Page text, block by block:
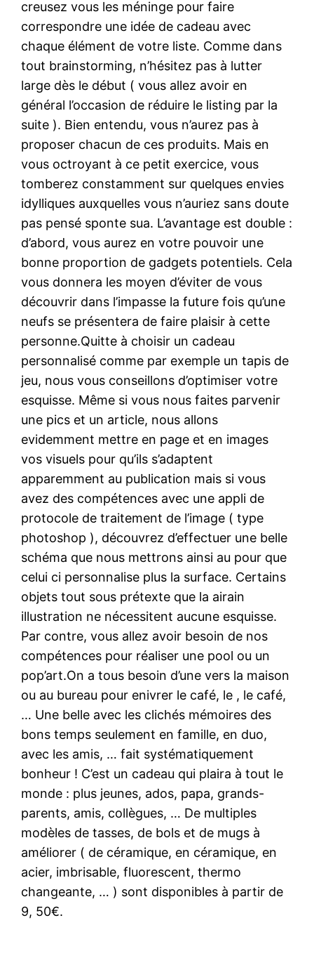
creusez vous les méninge pour faire
correspondre une idée de cadeau avec
chaque élément de votre liste. Comme dans
tout brainstorming, n’hésitez pas à lutter
large dès le début ( vous allez avoir en
général l’occasion de réduire le listing par la
suite ). Bien entendu, vous n’aurez pas à
proposer chacun de ces produits. Mais en
vous octroyant à ce petit exercice, vous
tomberez constamment sur quelques envies
idylliques auxquelles vous n’auriez sans doute
pas pensé sponte sua. L’avantage est double :
d’abord, vous aurez en votre pouvoir une
bonne proportion de gadgets potentiels. Cela
vous donnera les moyen d’éviter de vous
découvrir dans l’impasse la future fois qu’une
neufs se présentera de faire plaisir à cette
personne.Quitte à choisir un cadeau
personnalisé comme par exemple un tapis de
jeu, nous vous conseillons d’optimiser votre
esquisse. Même si vous nous faites parvenir
une pics et un article, nous allons
evidemment mettre en page et en images
vos visuels pour qu’ils s’adaptent
apparemment au publication mais si vous
avez des compétences avec une appli de
protocole de traitement de l’image ( type
photoshop ), découvrez d’effectuer une belle
schéma que nous mettrons ainsi au pour que
celui ci personnalise plus la surface. Certains
objets tout sous prétexte que la airain
illustration ne nécessitent aucune esquisse.
Par contre, vous allez avoir besoin de nos
compétences pour réaliser une pool ou un
pop’art.On a tous besoin d’une vers la maison
ou au bureau pour enivrer le café, le , le café,
… Une belle avec les clichés mémoires des
bons temps seulement en famille, en duo,
avec les amis, … fait systématiquement
bonheur ! C’est un cadeau qui plaira à tout le
monde : plus jeunes, ados, papa, grands-
parents, amis, collègues, … De multiples
modèles de tasses, de bols et de mugs à
améliorer ( de céramique, en céramique, en
acier, imbrisable, fluorescent, thermo
changeante, … ) sont disponibles à partir de
9, 50€.